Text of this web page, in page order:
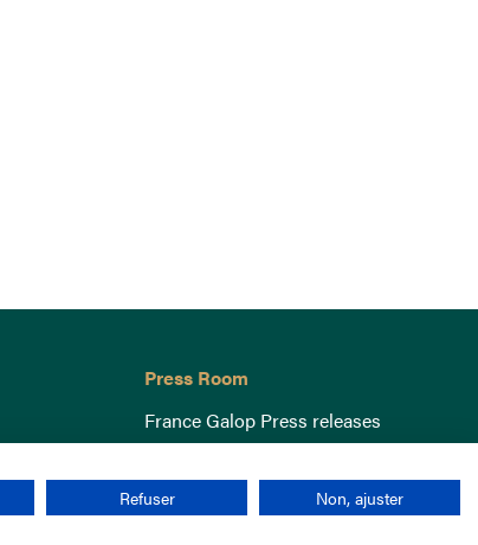
Press Room
France Galop Press releases
Refuser Non, ajuster